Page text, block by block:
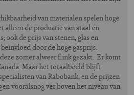
van materialen spelen hoge
alleen de productie van staal en
ook de prijs van stenen, glas en
door de hoge gasprijs.
zomer alweer flink gezakt. Er komt
Maar het totaalbeeld blijft
van Rabobank, en de prijzen
vooralsnog ver boven het niveau van